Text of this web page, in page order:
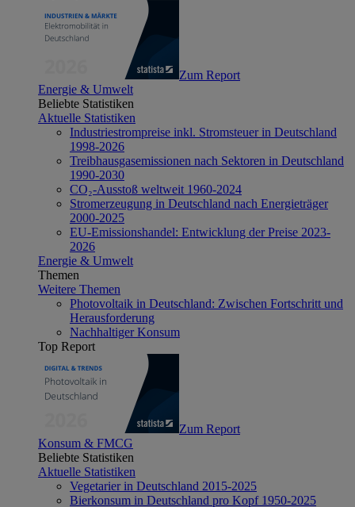
Zum Report
Energie & Umwelt
Beliebte Statistiken
Aktuelle Statistiken
Industriestrompreise inkl. Stromsteuer in Deutschland
1998-2026
Treibhausgasemissionen nach Sektoren in Deutschland
1990-2030
CO₂-Ausstoß weltweit 1960-2024
Stromerzeugung in Deutschland nach Energieträger
2000-2025
EU-Emissionshandel: Entwicklung der Preise 2023-
2026
Energie & Umwelt
Themen
Weitere Themen
Photovoltaik in Deutschland: Zwischen Fortschritt und
Herausforderung
Nachhaltiger Konsum
Top Report
Zum Report
Konsum & FMCG
Beliebte Statistiken
Aktuelle Statistiken
Vegetarier in Deutschland 2015-2025
Bierkonsum in Deutschland pro Kopf 1950-2025